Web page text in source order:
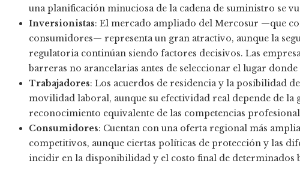
una planificación minuciosa de la cadena de suministro se
Inversionistas: El mercado ampliado del Mercosur —que
consumidores— representa un gran atractivo, aunque la
regulatoria continúan siendo factores decisivos. Las
barreras no arancelarias antes de seleccionar el lugar
Trabajadores: Los acuerdos de residencia y la posibilidad
movilidad laboral, aunque su efectividad real depende de la
reconocimiento equivalente de las competencias
Consumidores: Cuentan con una oferta regional más
competitivos, aunque ciertas políticas de protección y las
incidir en la disponibilidad y el costo final de determinados